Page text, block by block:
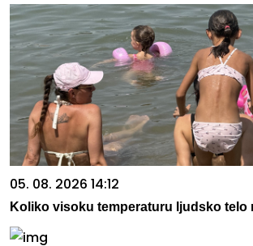
05. 08. 2026 14:12
Koliko visoku temperaturu ljudsko telo